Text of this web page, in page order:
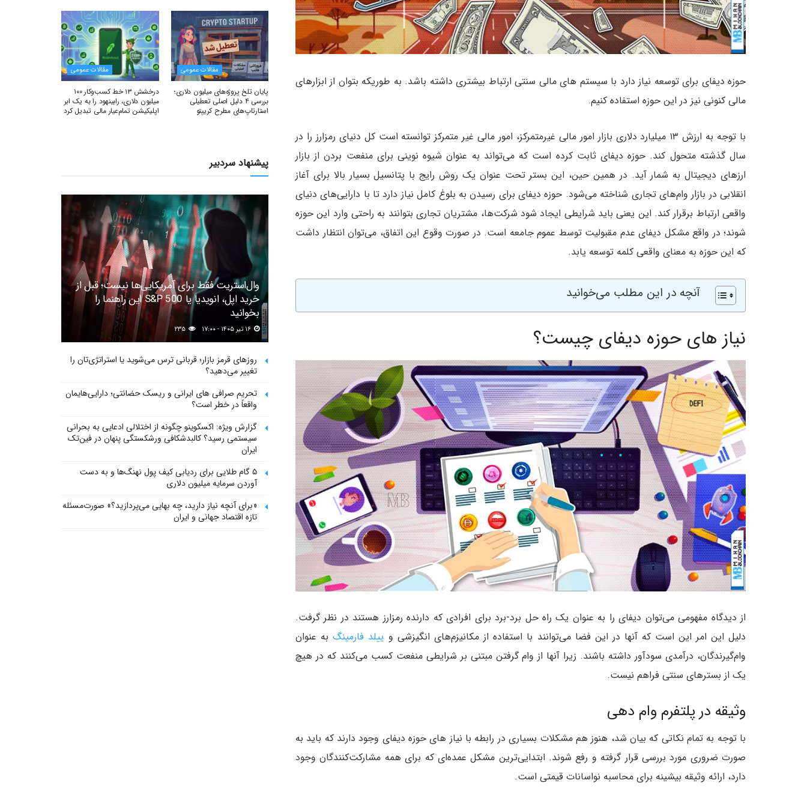
حوزه دیفای برای توسعه نیاز دارد با سیستم های مالی سنتی ارتباط بیشتری داشته باشد. به طوریکه بتوان از ابزارهای
مالی کنونی نیز در این حوزه استفاده کنیم.
با توجه به ارزش ۱۳ میلیارد دلاری بازار امور مالی غیرمتمرکز، امور مالی غیر متمرکز توانسته است کل دنیای رمزارز را در
سال گذشته متحول کند. حوزه دیفای ثابت کرده است که می‌تواند به عنوان شیوه نوینی برای منفعت بردن از بازار
ارزهای دیجیتال به شمار آید. در همین حین، این بستر تحت عنوان یک روش رایج با پتانسیل بسیار بالا برای آغاز
انقلابی در بازار وام‌های تجاری شناخته می‌شود. حوزه دیفای برای رسیدن به بلوغ کامل نیاز دارد تا با دارایی‌های دنیای
واقعی ارتباط برقرار کند. این یعنی باید شرایطی ایجاد شود شرکت‌ها، مشتریان تجاری بتوانند به راحتی وارد این حوزه
شوند؛ در واقع مشکل دیفای عدم مقبولیت توسط عموم جامعه است. در صورت وقوع این اتفاق، می‌توان انتظار داشت
که این حوزه به معنای واقعی کلمه توسعه یابد.
آنچه در این مطلب می‌خوانید
نیاز های حوزه دیفای چیست؟
از دیدگاه مفهومی می‌توان دیفای را به عنوان یک راه حل برد-برد برای افرادی که دارنده رمزارز هستند در نظر گرفت.
دلیل این امر این است که آنها در این فضا می‌توانند با استفاده از مکانیزم‌های انگیزشی و ییلد فارمینگبه عنوان
وام‌گیرندگان، درآمدی سودآور داشته باشند. زیرا آنها از وام گرفتن مبتنی بر شرایطی منفعت کسب می‌کنند که در هیچ
یک از بسترهای سنتی فراهم نیست.
وثیقه در پلتفرم وام دهی
با توجه به تمام نکاتی که بیان شد، هنوز هم مشکلات بسیاری در رابطه با نیاز های حوزه دیفای وجود دارند که باید به
صورت ضروری مورد بررسی قرار گرفته و رفع شوند. ابتدایی‌ترین مشکل عمده‌ای که برای همه مشارکت‌کنندگان وجود
دارد، ارائه وثیقه بیشینه برای محاسبه نواسانات قیمتی است.
مقالات عمومی
پایان تلخ پروژه‌های میلیون دلاری؛
بررسی ۴ دلیل اصلی تعطیلی
استارتاپ‌های مطرح کریپتو
مقالات عمومی
درخشش ۱۳ خط کسب‌وکار ۱۰۰
میلیون دلاری، رابینهود را به یک ابر
اپلیکیشن تمام‌عیار مالی تبدیل کرد
پیشنهاد سردبیر
وال‌استریت فقط برای آمریکایی‌ها نیست؛ قبل از
خرید اپل، انویدیا یا S&P 500 این راهنما را
بخوانید
روزهای قرمز بازار؛ قربانی ترس می‌شوید یا استراتژی‌تان را
تغییر می‌دهید؟
تحریم صرافی های ایرانی و ریسک حضانتی؛ دارایی‌هایمان
واقعاً در خطر است؟
گزارش ویژه: اکسکوینو چگونه از اختلالی ادعایی به بحرانی
سیستمی رسید؟ کالبدشکافی ورشکستگی پنهان در فین‌تک
ایران
۵ گام طلایی برای ردیابی کیف پول‌ نهنگ‌ها و به دست
آوردن سرمایه میلیون دلاری
«برای آنچه نیاز دارید، چه بهایی می‌پردازید؟» صورت‌مسئله
تازه اقتصاد جهانی و ایران